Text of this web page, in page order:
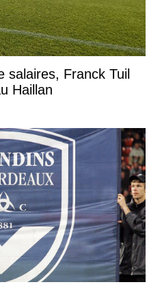
salaires, Franck Tuil
Haillan